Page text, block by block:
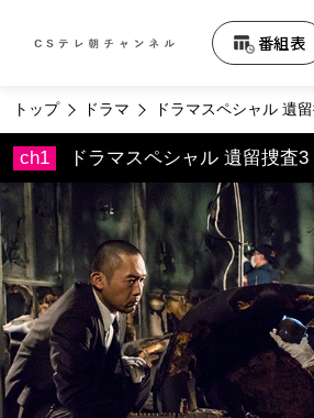
テレビ朝日CS
番組表
トップ ドラマ ドラマスペシャル 遺
ドラマスペシャル 遺留捜査3